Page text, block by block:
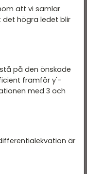
att vi samlar
högra ledet blir
på den önskade
framför y'-
med 3 och
är